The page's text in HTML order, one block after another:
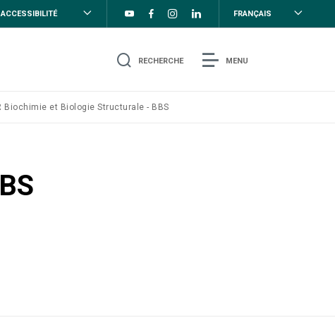
ACCESSIBILITÉ FRANÇAIS
RECHERCHE MENU
Biochimie et Biologie Structurale - BBS